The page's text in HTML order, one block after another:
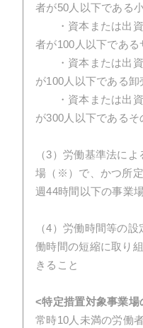
者が50人以下である
・資本または出資
者が100人以下である
・資本または出資
が100人以下である卸
・資本または出資
が300人以下であるそ
（3）労働基準法に
場（※）で、かつ所
週44時間以下の事業
（4）労働時間等の
働時間の短縮に取り
きること
<特定措置対象事業場
常時10人未満の労働